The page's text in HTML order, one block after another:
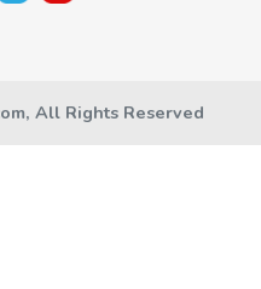
All Rights Reserved